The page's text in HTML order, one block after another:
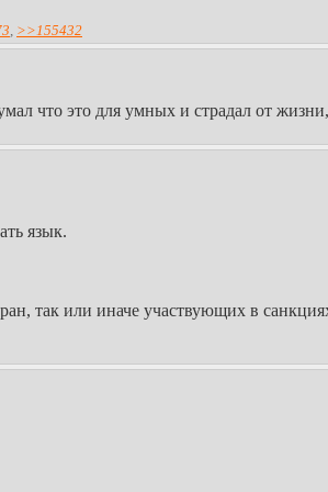
, >>155432
что это для умных и страдал от
язык.
так или иначе участвующих в